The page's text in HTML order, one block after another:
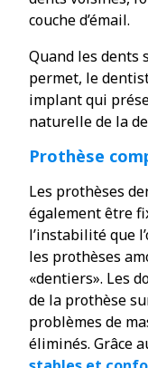
couche d’émail.
Quand les dents
permet, le
implant qui
naturelle de la
Prothèse
Les prothèses
également être
l’instabilité que
les prothèses
«dentiers». Les
de la prothèse
problèmes de
éliminés. Grâce